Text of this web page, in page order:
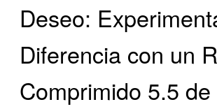
Deseo:
Diferencia con un
Comprimido 5.5